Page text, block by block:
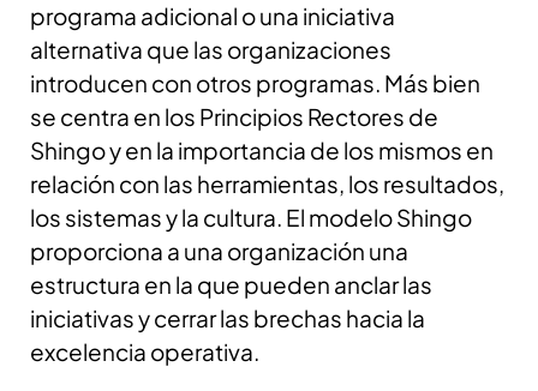
programa adicional o una iniciativa
alternativa que las organizaciones
introducen con otros programas. Más bien
se centra en los Principios Rectores de
Shingo y en la importancia de los mismos en
relación con las herramientas, los resultados,
los sistemas y la cultura. El modelo Shingo
proporciona a una organización una
estructura en la que pueden anclar las
iniciativas y cerrar las brechas hacia la
excelencia operativa.